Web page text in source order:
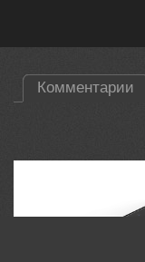
Комментарии